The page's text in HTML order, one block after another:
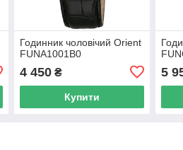
Годинник чоловічий Orient
FUNA1001B0
4 450₴
Купити
5